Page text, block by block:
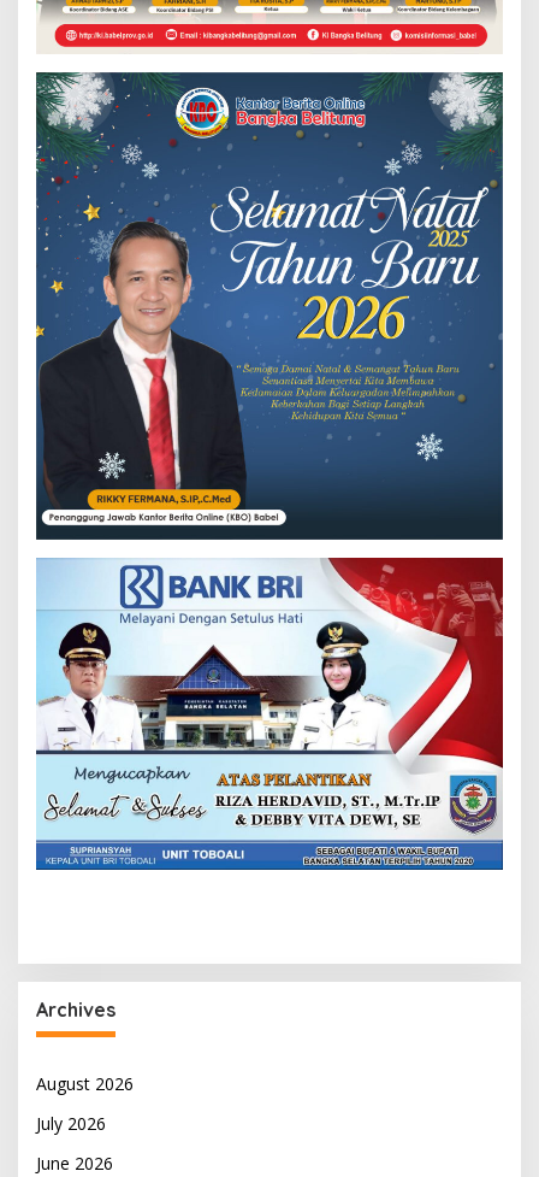
Archives
August 2026
July 2026
June 2026